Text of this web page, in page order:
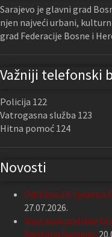
Sarajevo je glavni grad
njen najveći urbani,
grad Federacije Bosne i
Važniji telefonski
Policija 122
Vatrogasna služba 123
Hitna pomoć 124
Novosti
Održana 13. sjednica
27.07.2026.
Nastavak podrške
Kantona Sarajevo